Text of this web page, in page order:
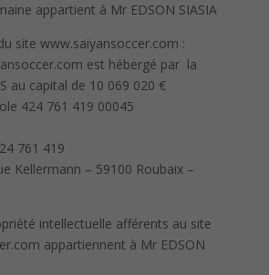
appartient à Mr EDSON SIASIA
site www.saiyansoccer.com :
est hébergé par la
au capital de 10 069 020 €
424 761 419 00045
761 419
Kellermann – 59100 Roubaix –
intellectuelle afférents au site
appartiennent à Mr EDSON